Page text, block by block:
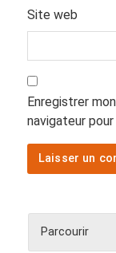
Site web
Enregistrer
navigateur
Parcourir